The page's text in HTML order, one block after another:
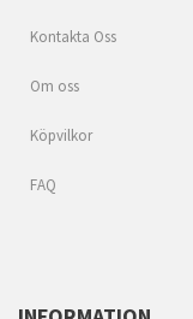
Kontakta Oss
Om oss
Köpvilkor
FAQ